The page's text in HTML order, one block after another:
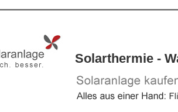
Solarthermie -